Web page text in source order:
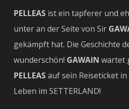
PELLEAS ist ein tapferer und
unter an der Seite von Sir
gekämpft hat. Die Geschichte
wunderschön! GAWAIN wartet
PELLEASauf sein Reiseticket
Leben im SETTERLAND!